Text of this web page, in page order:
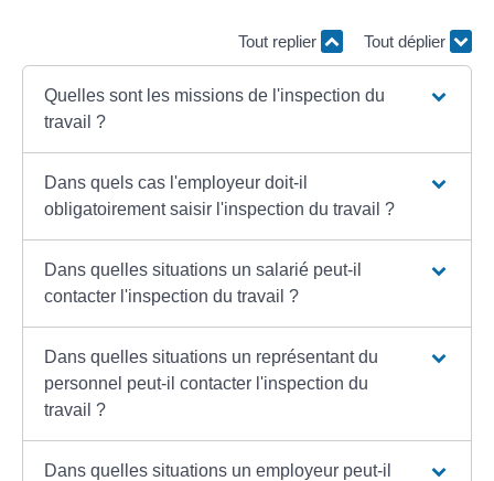
Tout replier Tout déplier
Quelles sont les missions de l'inspection du
travail ?
Dans quels cas l'employeur doit-il
obligatoirement saisir l'inspection du travail ?
Dans quelles situations un salarié peut-il
contacter l'inspection du travail ?
Dans quelles situations un représentant du
personnel peut-il contacter l'inspection du
travail ?
Dans quelles situations un employeur peut-il